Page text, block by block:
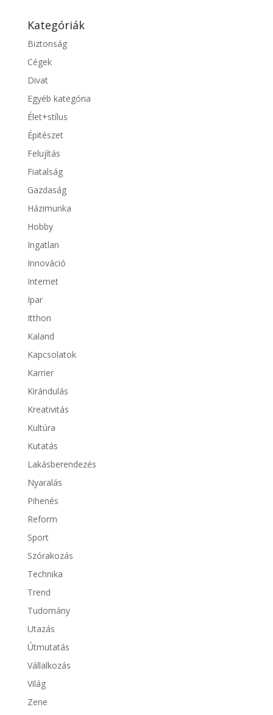
Kategóriák
Biztonság
Cégek
Divat
Egyéb kategória
Élet+stílus
Épitészet
Felujítás
Fiatalság
Gazdaság
Házimunka
Hobby
Ingatlan
Innováció
Internet
Ipar
Itthon
Kaland
Kapcsolatok
Karrier
Kirándulás
Kreativitás
Kultúra
Kutatás
Lakásberendezés
Nyaralás
Pihenés
Reform
Sport
Szórakozás
Technika
Trend
Tudomány
Utazás
Útmutatás
Vállalkozás
Világ
Zene